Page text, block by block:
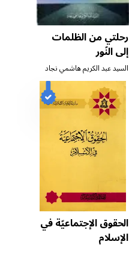
رحلتي من الظلمات
إلى النّور
السيد عبد الكريم هاشمي نجاد
الحقوق الإجتماعيّة في
الإسلام